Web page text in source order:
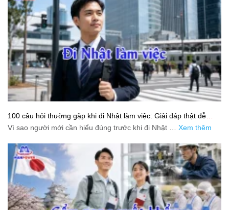
100 câu hỏi thường gặp khi đi Nhật làm việc: Giải đáp thật dễ
hiểu cho người mới bắt đầu
Vì sao người mới cần hiểu đúng trước khi đi Nhật … Xem thêm